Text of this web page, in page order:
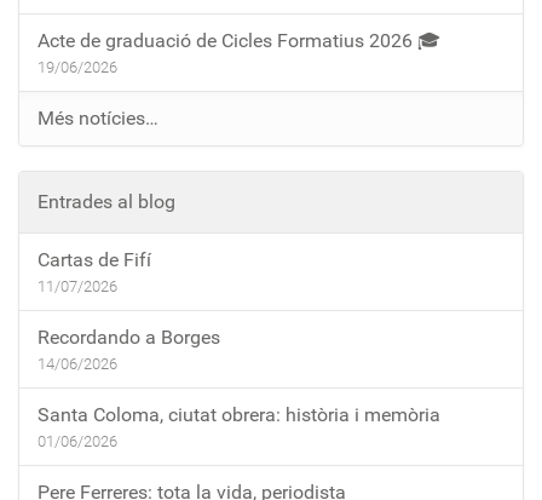
Acte de graduació de Cicles Formatius 2026 🎓
19/06/2026
Més notícies…
Entrades al blog
Cartas de Fifí
11/07/2026
Recordando a Borges
14/06/2026
Santa Coloma, ciutat obrera: història i memòria
01/06/2026
Pere Ferreres: tota la vida, periodista